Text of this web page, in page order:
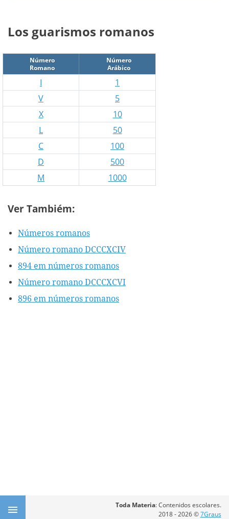
Los guarismos romanos
Número
Romano
Número
Arábico
I
1
V
5
X
10
L
50
C
100
D
500
M
1000
Ver Tambiém:
Números romanos
Número romano DCCCXCIV
894 em números romanos
Número romano DCCCXCVI
896 em números romanos
Toda Materia: Contenidos escolares.
2018 - 2026 ©7Graus